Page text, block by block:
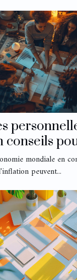
conseils
son
de crise
mondiale en
peuvent...